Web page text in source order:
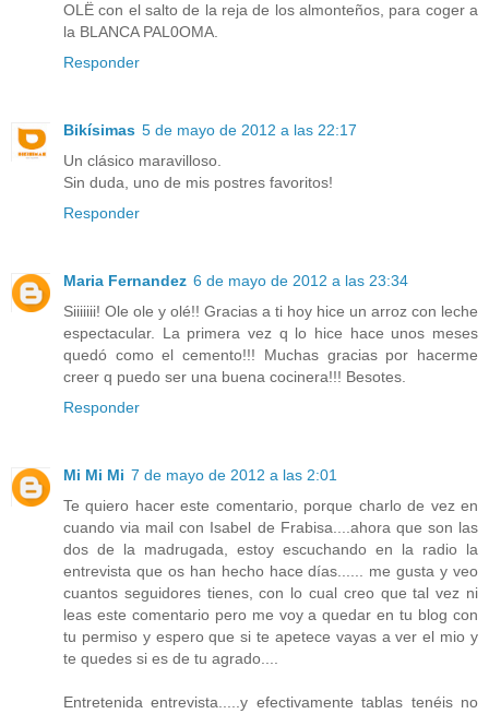
OLË con el salto de la reja de los almonteños, para coger a
la BLANCA PAL0OMA.
Responder
Bikísimas 5 de mayo de 2012 a las 22:17
Un clásico maravilloso.
Sin duda, uno de mis postres favoritos!
Responder
Maria Fernandez 6 de mayo de 2012 a las 23:34
Siiiiiii! Ole ole y olé!! Gracias a ti hoy hice un arroz con leche
espectacular. La primera vez q lo hice hace unos meses
quedó como el cemento!!! Muchas gracias por hacerme
creer q puedo ser una buena cocinera!!! Besotes.
Responder
Mi Mi Mi 7 de mayo de 2012 a las 2:01
Te quiero hacer este comentario, porque charlo de vez en
cuando via mail con Isabel de Frabisa....ahora que son las
dos de la madrugada, estoy escuchando en la radio la
entrevista que os han hecho hace días...... me gusta y veo
cuantos seguidores tienes, con lo cual creo que tal vez ni
leas este comentario pero me voy a quedar en tu blog con
tu permiso y espero que si te apetece vayas a ver el mio y
te quedes si es de tu agrado....
Entretenida entrevista.....y efectivamente tablas tenéis no